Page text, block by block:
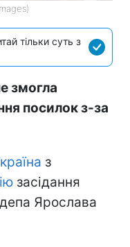
тільки суть з
змогла
посилок з-за
з
засідання
Ярослава